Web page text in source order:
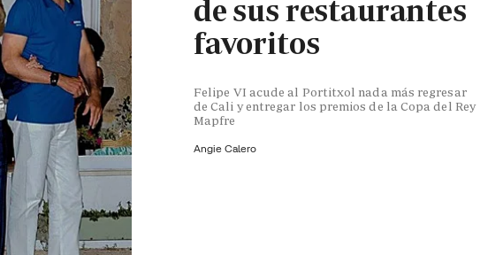
de sus restaurantes
favoritos
Felipe VI acude al Portitxol nada más regresar
de Cali y entregar los premios de la Copa del Rey
Mapfre
Angie Calero